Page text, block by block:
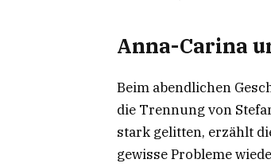
Anna-Carina
Beim abendlichen
die Trennung von
stark gelitten, erzählt
gewisse Probleme